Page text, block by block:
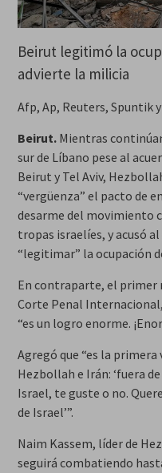
Beirut legitimó la
advierte la milicia
Afp, Ap, Reuters, Spuntik
Beirut. Mientras
sur de Líbano pese al
Beirut y Tel Aviv,
“vergüenza” el pacto de
desarme del movimiento
tropas israelíes, y acusó
“legitimar” la ocupación
En contraparte, el primer
Corte Penal
“es un logro enorme.
Agregó que “es la primera
Hezbollah e Irán: ‘fuera
Israel, te guste o no.
de Israel’”.
Naim Kassem, líder de
seguirá combatiendo